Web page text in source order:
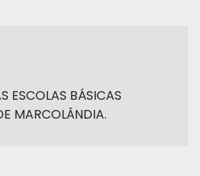
ESCOLAS BÁSICAS
MARCOLÂNDIA.